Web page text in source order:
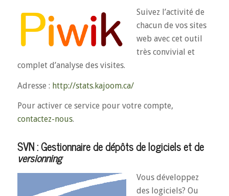
Suivez l’activité de
chacun de vos sites
web avec cet outil
très convivial et
complet d’analyse des visites.
Adresse : http://stats.kajoom.ca/
Pour activer ce service pour votre compte,
contactez-nous.
SVN : Gestionnaire de dépôts de logiciels et de
versionning
Vous développez
des logiciels? Ou